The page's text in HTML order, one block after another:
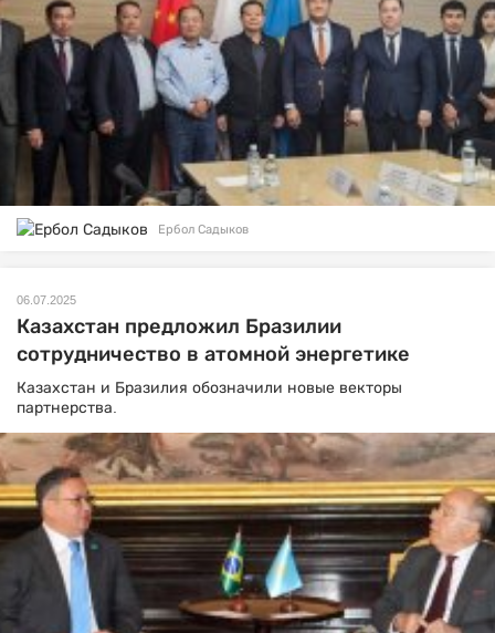
Ербол Садыков
06.07.2025
Казахстан предложил Бразилии
сотрудничество в атомной энергетике
Казахстан и Бразилия обозначили новые векторы
партнерства.